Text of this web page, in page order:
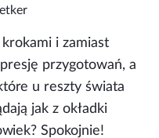
i zamiast
przygotowań, a
u reszty świata
jak z okładki
Spokojnie!